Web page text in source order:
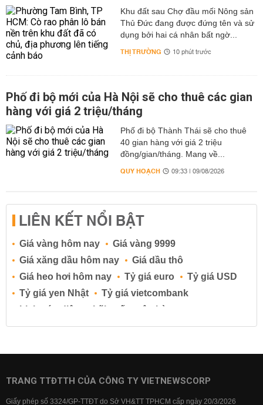
Khu đất sau Chợ đầu mối Nông sản
Thủ Đức đang được đứng tên và sử
dụng bởi hai cá nhân bất ngờ...
THỊ TRƯỜNG 10 phút trước
Phố đi bộ mới của Hà Nội sẽ cho thuê các gian
hàng với giá 2 triệu/tháng
Phố đi bộ Thành Thái sẽ cho thuê
40 gian hàng với giá 2 triệu
đồng/gian/tháng. Mang về...
QUY HOẠCH 09:33 | 09/08/2026
LIÊN KẾT NỔI BẬT
Giá vàng hôm nay
Giá vàng 9999
Giá xăng dầu hôm nay
Giá dầu thô
Giá heo hơi hôm nay
Tỷ giá euro
Tỷ giá USD
Tỷ giá yen Nhật
Tỷ giá vietcombank
Lịch cúp điện
Lãi suất ngân hàng
Lãi suất tiết kiệm
Lãi suất tiền gửi
Lãi suất ngân hàng BIDV
TRANG TTĐTTH CỦA CÔNG TY VIETNEWSCORP
Giấy phép số 3324/GP-TTĐT do Sở VH&TT TPHCM cấp ngày 20/3/2026